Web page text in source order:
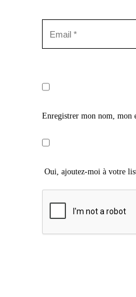
Enregistrer mon nom, mon
Oui, ajoutez-moi à votre